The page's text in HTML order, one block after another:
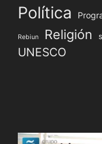
Política
Rebiun Religión
UNESCO